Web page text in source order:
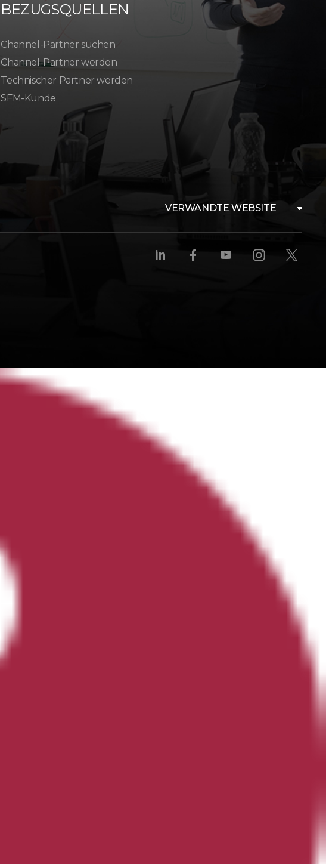
BEZUGSQUELLEN
Channel-Partner suchen
Channel-Partner werden
Technischer Partner werden
SFM-Kunde
VERWANDTE WEBSITE